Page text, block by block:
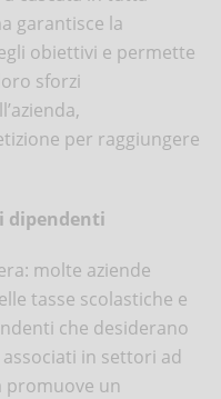
garantisce la
obiettivi e permette
sforzi
per raggiungere
dipendenti
molte aziende
tasse scolastiche e
che desiderano
in settori ad
promuove un